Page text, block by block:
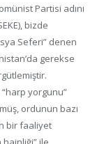
Partisi adını
bizde
Seferi” denen
gerekse
yorgunu”
ordunun bazı
bir faaliyet